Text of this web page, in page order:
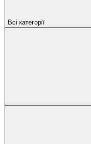
Всі категорії